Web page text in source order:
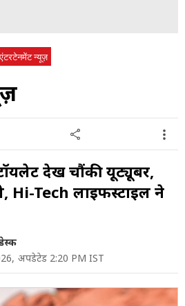
एंटरटेनमेंट न्यूज़
देख चौंकी यूट्यूबर,
Hi-Tech लाइफस्टाइल ने
अपडेटेड 2:20 PM IST